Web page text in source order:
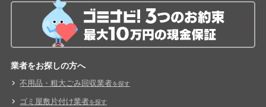
業者をお探しの方へ
不用品・粗大ごみ回収業者を探す
ゴミ屋敷片付け業者を探す